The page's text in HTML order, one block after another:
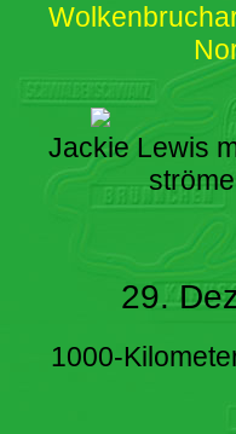
Jackie Lewis
29.
1000-